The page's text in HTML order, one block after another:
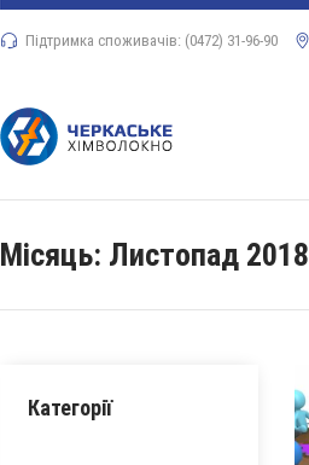
Підтримка споживачів: (0472) 31-96-90
Місяць: Листопад 2018
Категорії